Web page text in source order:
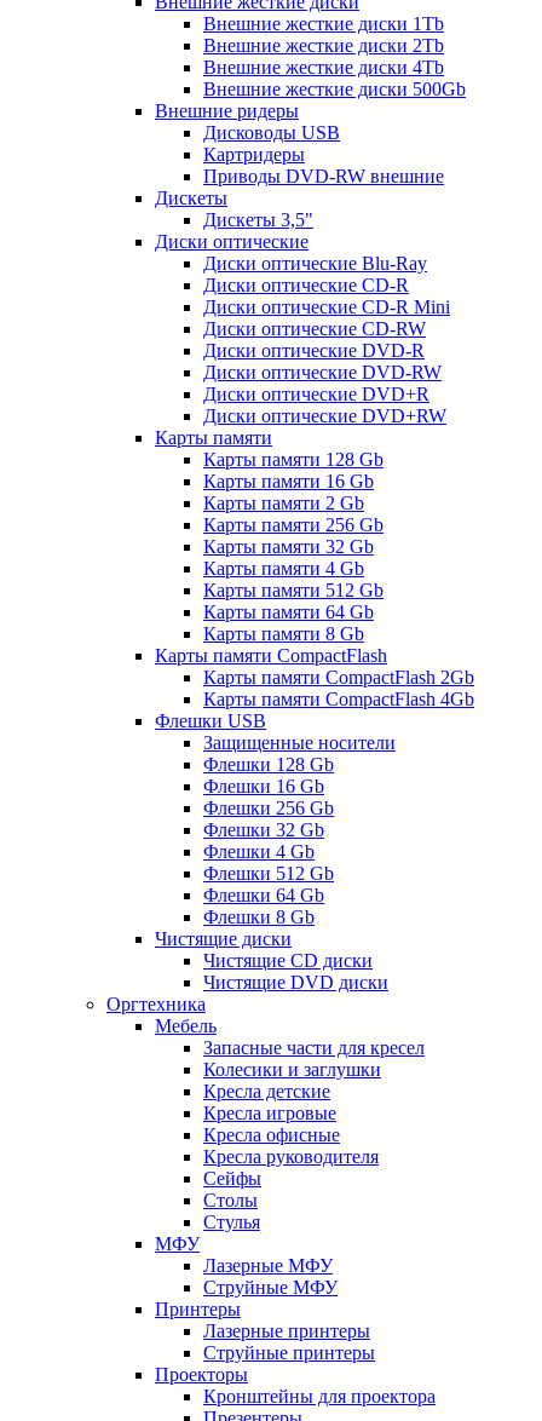
Внешние жесткие диски 1Tb
Внешние жесткие диски 2Tb
Внешние жесткие диски 4Tb
Внешние жесткие диски 500Gb
Внешние ридеры
Дисководы USB
Картридеры
Приводы DVD-RW внешние
Дискеты
Дискеты 3,5"
Диски оптические
Диски оптические Blu-Ray
Диски оптические CD-R
Диски оптические CD-R Mini
Диски оптические CD-RW
Диски оптические DVD-R
Диски оптические DVD-RW
Диски оптические DVD+R
Диски оптические DVD+RW
Карты памяти
Карты памяти 128 Gb
Карты памяти 16 Gb
Карты памяти 2 Gb
Карты памяти 256 Gb
Карты памяти 32 Gb
Карты памяти 4 Gb
Карты памяти 512 Gb
Карты памяти 64 Gb
Карты памяти 8 Gb
Карты памяти CompactFlash
Карты памяти CompactFlash 2Gb
Карты памяти CompactFlash 4Gb
Флешки USB
Защищенные носители
Флешки 128 Gb
Флешки 16 Gb
Флешки 256 Gb
Флешки 32 Gb
Флешки 4 Gb
Флешки 512 Gb
Флешки 64 Gb
Флешки 8 Gb
Чистящие диски
Чистящие CD диски
Чистящие DVD диски
Оргтехника
Мебель
Запасные части для кресел
Колесики и заглушки
Кресла детские
Кресла игровые
Кресла офисные
Кресла руководителя
Сейфы
Столы
Стулья
МФУ
Лазерные МФУ
Струйные МФУ
Принтеры
Лазерные принтеры
Струйные принтеры
Проекторы
Кронштейны для проектора